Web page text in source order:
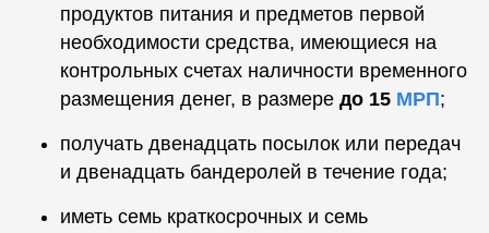
продуктов питания и предметов первой
необходимости средства, имеющиеся на
контрольных счетах наличности временного
размещения денег, в размере до 15 МРП;
получать двенадцать посылок или передач
и двенадцать бандеролей в течение года;
иметь семь краткосрочных и семь